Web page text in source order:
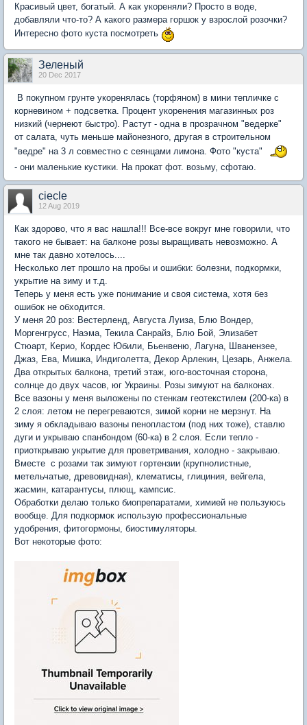
Красивый цвет, богатый. А как укореняли? Просто в воде,
добавляли что-то? А какого размера горшок у взрослой розочки?
Интересно фото куста посмотреть
Зеленый
20 Dec 2017
В покупном грунте укоренялась (торфяном) в мини тепличке с
корневином + подсветка. Процент укоренения магазинных роз
низкий (чернеют быстро). Растут - одна в прозрачном "ведерке"
от салата, чуть меньше майонезного, другая в строительном
"ведре" на 3 л совместно с сеянцами лимона. Фото "куста"
- они маленькие кустики. На прокат фот. возьму, сфотаю.
ciecle
12 Aug 2019
Как здорово, что я вас нашла!!! Все-все вокруг мне говорили, что
такого не бывает: на балконе розы выращивать невозможно. А
мне так давно хотелось....
Несколько лет прошло на пробы и ошибки: болезни, подкормки,
укрытие на зиму и т.д.
Теперь у меня есть уже понимание и своя система, хотя без
ошибок не обходится.
У меня 20 роз: Вестерленд, Августа Луиза, Блю Вондер,
Моргенгрусс, Наэма, Текила Санрайз, Блю Бой, Элизабет
Стюарт, Керио, Кордес Юбили, Бьенвеню, Лагуна, Шванензее,
Джаз, Ева, Мишка, Индиголетта, Декор Арлекин, Цезарь, Анжела.
Два открытых балкона, третий этаж, юго-восточная сторона,
солнце до двух часов, юг Украины. Розы зимуют на балконах.
Все вазоны у меня выложены по стенкам геотекстилем (200-ка) в
2 слоя: летом не перегреваются, зимой корни не мерзнут. На
зиму я обкладываю вазоны пенопластом (под них тоже), ставлю
дуги и укрываю спанбондом (60-ка) в 2 слоя. Если тепло -
приоткрываю укрытие для проветривания, холодно - закрываю.
Вместе с розами так зимуют гортензии (крупнолистные,
метельчатые, древовидная), клематисы, глициния, вейгела,
жасмин, катарантусы, плющ, кампсис.
Обработки делаю только биопрепаратами, химией не пользуюсь
вообще. Для подкормок использую профессиональные
удобрения, фитогормоны, биостимуляторы.
Вот некоторые фото: